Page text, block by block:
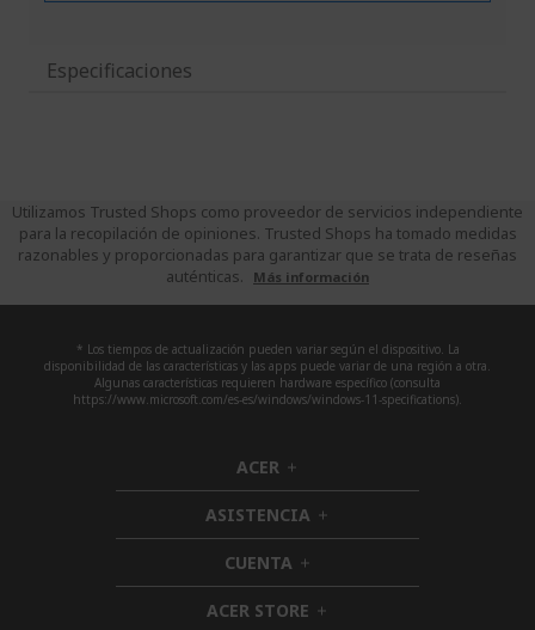
Especificaciones
Utilizamos Trusted Shops como proveedor de servicios independiente
para la recopilación de opiniones. Trusted Shops ha tomado medidas
razonables y proporcionadas para garantizar que se trata de reseñas
auténticas.
Más información
* Los tiempos de actualización pueden variar según el dispositivo. La
disponibilidad de las características y las apps puede variar de una región a otra.
Algunas características requieren hardware específico (consulta
https://www.microsoft.com/es-es/windows/windows-11-specifications).
ACER h
i
d
d
e
n
ASISTENCIA h
i
d
e
CUENTA h
i
d
ACER STORE h